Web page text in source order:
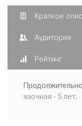
Краткое
Аудитория
Рейтинг
заочная - 5 лет;